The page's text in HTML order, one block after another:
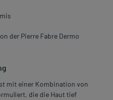
der Pierre Fabre Dermo
mit einer Kombination von
die die Haut tief